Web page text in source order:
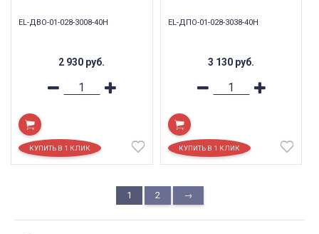
EL-ДВО-01-028-3008-40Н
2 930 руб.
EL-ДПО-01-028-3038-40Н
3 130 руб.
1 2 →